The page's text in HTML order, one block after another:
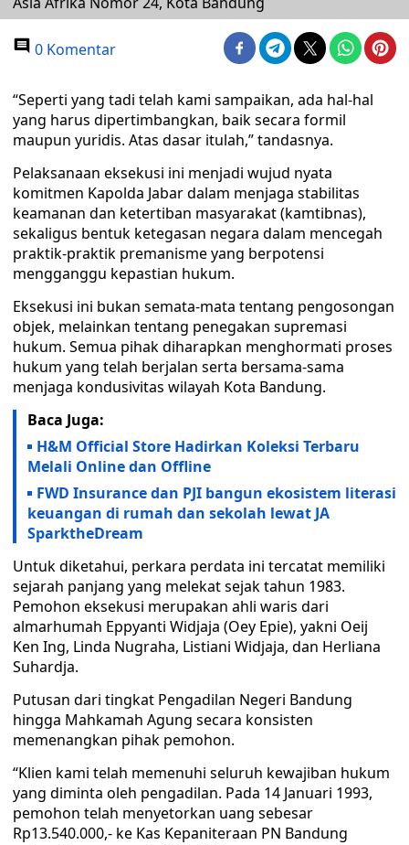
0 Komentar
“Seperti yang tadi telah kami sampaikan, ada hal-hal
yang harus dipertimbangkan, baik secara formil
maupun yuridis. Atas dasar itulah,” tandasnya.
Pelaksanaan eksekusi ini menjadi wujud nyata
komitmen Kapolda Jabar dalam menjaga stabilitas
keamanan dan ketertiban masyarakat (kamtibnas),
sekaligus bentuk ketegasan negara dalam mencegah
praktik-praktik premanisme yang berpotensi
mengganggu kepastian hukum.
Eksekusi ini bukan semata-mata tentang pengosongan
objek, melainkan tentang penegakan supremasi
hukum. Semua pihak diharapkan menghormati proses
hukum yang telah berjalan serta bersama-sama
menjaga kondusivitas wilayah Kota Bandung.
Baca Juga:
H&M Official Store Hadirkan Koleksi Terbaru
Melali Online dan Offline
FWD Insurance dan PJI bangun ekosistem literasi
keuangan di rumah dan sekolah lewat JA
SparktheDream
Untuk diketahui, perkara perdata ini tercatat memiliki
sejarah panjang yang melekat sejak tahun 1983.
Pemohon eksekusi merupakan ahli waris dari
almarhumah Eppyanti Widjaja (Oey Epie), yakni Oeij
Ken Ing, Linda Nugraha, Listiani Widjaja, dan Herliana
Suhardja.
Putusan dari tingkat Pengadilan Negeri Bandung
hingga Mahkamah Agung secara konsisten
memenangkan pihak pemohon.
“Klien kami telah memenuhi seluruh kewajiban hukum
yang diminta oleh pengadilan. Pada 14 Januari 1993,
pemohon telah menyetorkan uang sebesar
Rp13.540.000,- ke Kas Kepaniteraan PN Bandung